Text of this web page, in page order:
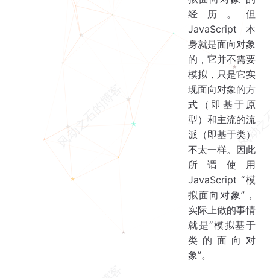
经历。但
JavaScript 本
身就是面向对象
的，它并不需要
模拟，只是它实
现面向对象的方
式（即基于原
型）和主流的流
派（即基于类）
不太一样。因此
所谓使用
JavaScript “模
拟面向对象”，
实际上做的事情
就是“模拟基于
类的面向对
象”。